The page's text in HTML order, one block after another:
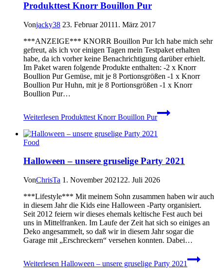
Produkttest Knorr Bouillon Pur
Vonjacky38 23. Februar 20111. März 2017
***ANZEIGE*** KNORR Bouillon Pur Ich habe mich sehr
gefreut, als ich vor einigen Tagen mein Testpaket erhalten
habe, da ich vorher keine Benachrichtigung darüber erhielt.
Im Paket waren folgende Produkte enthalten: -2 x Knorr
Boullion Pur Gemüse, mit je 8 Portionsgrößen -1 x Knorr
Boullion Pur Huhn, mit je 8 Portionsgrößen -1 x Knorr
Boullion Pur…
Weiterlesen Produkttest Knorr Bouillon Pur
Food
Halloween – unsere gruselige Party 2021
VonChrisTa 1. November 2021 22. Juli 2026
***Lifestyle*** Mit meinem Sohn zusammen haben wir auch
in diesem Jahr die Kids eine Halloween -Party organisiert.
Seit 2012 feiern wir dieses ehemals keltische Fest auch bei
uns in Mittelfranken. Im Laufe der Zeit hat sich so einiges an
Deko angesammelt, so daß wir in diesem Jahr sogar die
Garage mit „Erschreckern“ versehen konnten. Dabei…
Weiterlesen Halloween – unsere gruselige Party 2021